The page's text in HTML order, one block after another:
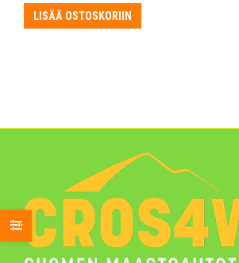
LISÄÄ OSTOSKORIIN